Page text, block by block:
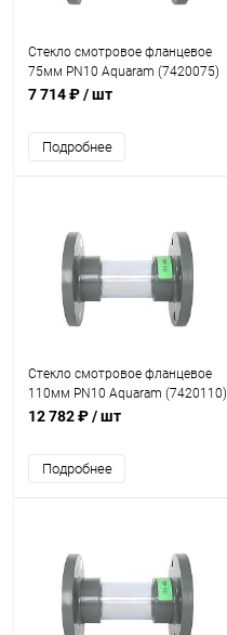
Стекло смотровое фланцевое
75мм PN10 Aquaram (7420075)
7 714 ₽/ шт
Подробнее
Стекло смотровое фланцевое
110мм PN10 Aquaram (7420110)
12 782 ₽/ шт
Подробнее